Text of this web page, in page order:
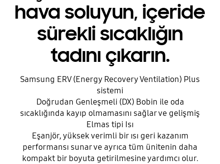
hava soluyun, içeride
sürekli sıcaklığın
tadını çıkarın.
Samsung ERV (Energy Recovery Ventilation) Plus
sistemi
Doğrudan Genleşmeli (DX) Bobin ile oda
sıcaklığında kayıp olmamasını sağlar ve gelişmiş
Elmas tipi Isı
Eşanjör, yüksek verimli bir ısı geri kazanım
performansı sunar ve ayrıca tüm ünitenin daha
kompakt bir boyuta getirilmesine yardımcı olur.